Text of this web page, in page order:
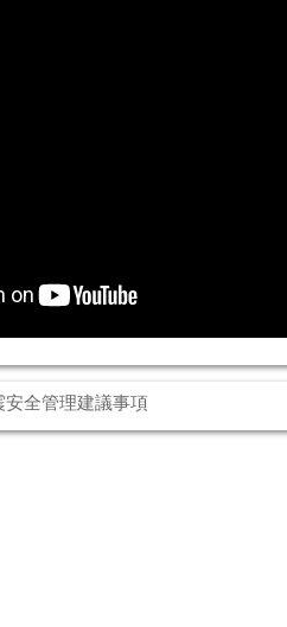
全管理建議事項